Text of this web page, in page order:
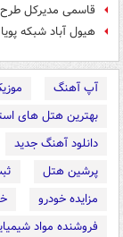
قاسمی مدیرکل
هیول آباد شبکه
آپ آهنگ
بهترین هتل های
دانلود آهنگ جدید
پرشین هتل
مزایده خودرو
فروشنده مواد